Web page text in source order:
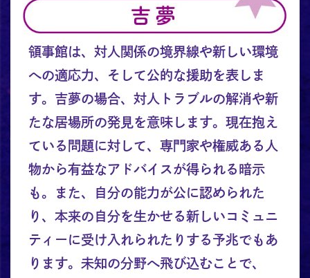
領事館は、対人関係の境界線や新しい環境
への適応力、そして公的な援助を表しま
す。吉夢の場合、対人トラブルの解消や新
たな居場所の発見を意味します。現在抱え
ている問題に対して、専門家や権威ある人
物から有益なアドバイスが得られる暗示
も。また、自分の能力が公に認められた
り、本来の自分を生かせる新しいコミュニ
ティーに受け入れられたりする予兆でもあ
ります。未知の分野へ飛び込むことで、